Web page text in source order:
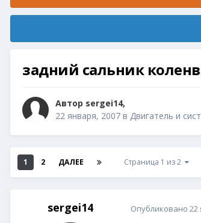
задний сальник
Автор sergei14,
22 января, 2007 в Двигатель и
1 2 ДАЛЕЕ Страница 1 из 2
sergei14 Опубликовано 22